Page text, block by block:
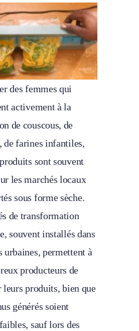
des femmes qui
activement à la
de couscous, de
de farines infantiles,
sont souvent
les marchés locaux
sous forme sèche.
de transformation
souvent installés dans
urbaines, permettent à
producteurs de
leurs produits, bien que
générés soient
sauf lors des